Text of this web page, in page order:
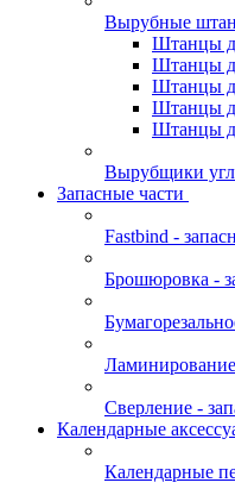
Вырубные
Штанцы
Штанцы
Штанцы
Штанцы
Штанцы
Вырубщики
Запасные части
Fastbind -
Брошюровка -
Сверление -
Календарные
Календарные